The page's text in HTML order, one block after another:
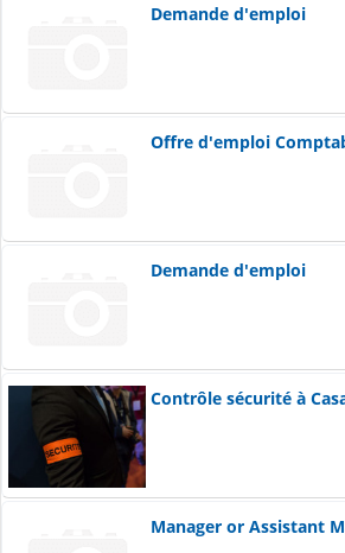
Demande d'emploi
Offre d'emploi
Demande d'emploi
Contrôle sécurité à
Manager or Assistant